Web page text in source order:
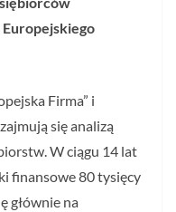
Europejskiego
Firma” i
się analizą
W ciągu 14 lat
finansowe 80 tysięcy
głównie na